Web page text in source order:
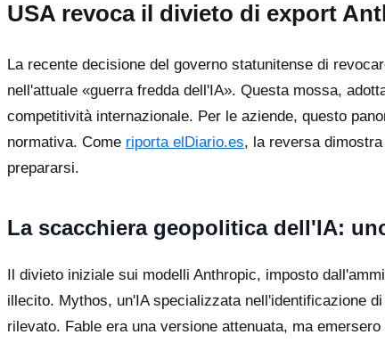
USA revoca il divieto di export
La recente decisione del governo statunitense di
nell'attuale «guerra fredda dell'IA». Questa mossa,
competitività internazionale. Per le aziende, questo
normativa. Come riporta elDiario.es, la reversa
prepararsi.
La scacchiera geopolitica dell'IA:
Il divieto iniziale sui modelli Anthropic, imposto
illecito. Mythos, un'IA specializzata nell'identificazione
rilevato. Fable era una versione attenuata, ma